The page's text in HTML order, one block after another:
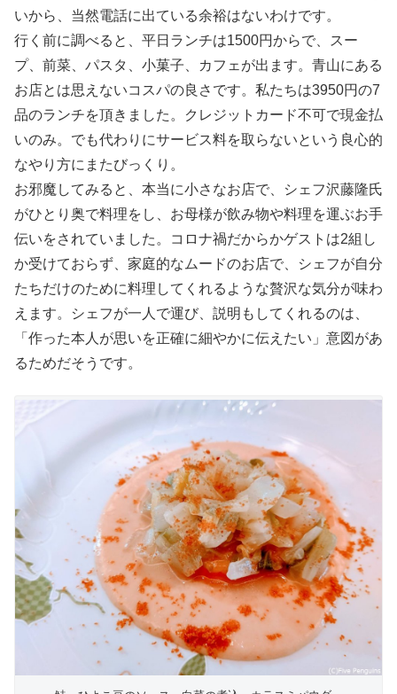
いから、当然電話に出ている余裕はないわけです。
行く前に調べると、平日ランチは1500円からで、スー
プ、前菜、パスタ、小菓子、カフェが出ます。青山にある
お店とは思えないコスパの良さです。私たちは3950円の7
品のランチを頂きました。クレジットカード不可で現金払
いのみ。でも代わりにサービス料を取らないという良心的
なやり方にまたびっくり。
お邪魔してみると、本当に小さなお店で、シェフ沢藤隆氏
がひとり奥で料理をし、お母様が飲み物や料理を運ぶお手
伝いをされていました。コロナ禍だからかゲストは2組し
か受けておらず、家庭的なムードのお店で、シェフが自分
たちだけのために料理してくれるような贅沢な気分が味わ
えます。シェフが一人で運び、説明もしてくれるのは、
「作った本人が思いを正確に細やかに伝えたい」意図があ
るためだそうです。